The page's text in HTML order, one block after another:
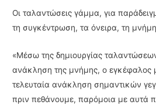
Οι ταλαντώσεις γάμμα, για
τη συγκέντρωση, τα όνειρα, τη
«Μέσω της δημιουργίας
ανάκληση της μνήμης, ο εγκέφαλος
τελευταία ανάκληση σημαντικών
πριν πεθάνουμε, παρόμοια με αυτά